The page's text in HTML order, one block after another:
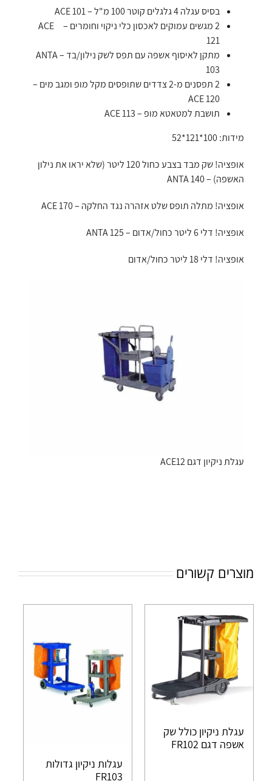
בסיס עגלה 4 גלגלים קוטר 100 מ"ל – ACE 101
2 מגשים עמוקים לאכסון כלי ניקוי וחומרים – ACE
121
מתקן לאיסוף אשפה עם תפס לשק נילון/בד – ANTA
103
2 תפסנים מ-2 צדדים שתופסים מקל מופ ומגב מים –
ACE 120
תושבת למטאטא מופ – ACE 113
מידות: 100*121*52
אופציה! שק מבד בצבע כחול 120 ליטר (שלא יראו את נילון
האשפה) – ANTA 140
אופציה! מתלה תופס שלט אזהרה נגד החלקה – ACE 170
אופציה! דלי 6 ליטר כחול/אדום – ANTA 125
אופציה! דלי 18 ליטר כחול/אדום
עגלת ניקיון דגם ACE12
מוצרים קשורים
עגלת ניקיון כולל שק
אשפה דגם FR102
עגלות ניקיון גדולות
FR103